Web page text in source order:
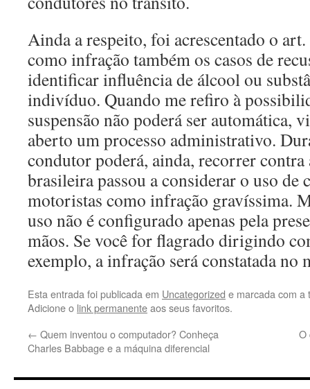
Ainda a respeito, foi acrescentado o
como infração também os casos de
identificar influência de álcool ou
indivíduo. Quando me refiro à
suspensão não poderá ser automática,
aberto um processo administrativo.
condutor poderá, ainda, recorrer
brasileira passou a considerar o uso de
motoristas como infração gravíssima.
uso não é configurado apenas pela
mãos. Se você for flagrado dirigindo
exemplo, a infração será constatada no
Esta entrada foi publicada em Uncategorized e marcada com
Adicione o link permanenteaos seus favoritos.
← Quem inventou o computador? Conheça
Charles Babbage e a máquina diferencial
O